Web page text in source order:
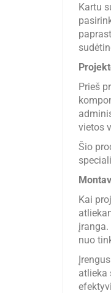
Kartu
Prieš
vietos
Šio
Kai
nuo
atlieka